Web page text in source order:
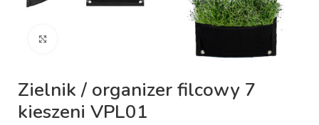
Zielnik / organizer filcowy 7
kieszeni VPL01